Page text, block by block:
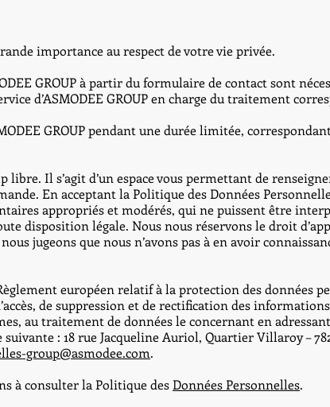
importance au respect de votre vie privée.
GROUP à partir du formulaire de contact sont
d’ASMODEE GROUP en charge du traitement
GROUP pendant une durée limitée,
libre. Il s’agit d’un espace vous permettant de
En acceptant la Politique des Données
appropriés et modérés, qui ne puissent être
disposition légale. Nous nous réservons le droit
jugeons que nous n’avons pas à en avoir
européen relatif à la protection des données
de suppression et de rectification des
au traitement de données le concernant en
suivante : 18 rue Jacqueline Auriol, Quartier Villaroy –
group@asmodee.com.
à consulter la Politique des Données Personnelles.